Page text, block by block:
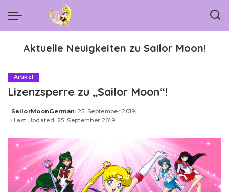
Aktuelle Neuigkeiten zu Sailor Moon!
Artikel
Lizenzsperre zu „Sailor Moon“!
Posted
by
SailorMoonGerman 25. September 2019
Last Updated: 25. September 2019